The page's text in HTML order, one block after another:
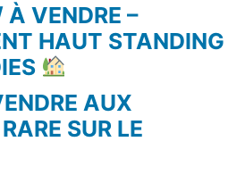
À VENDRE –
HAUT STANDING
AUX
SUR LE